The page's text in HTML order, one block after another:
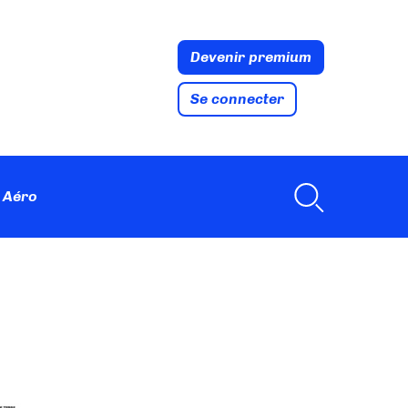
Devenir premium
Se connecter